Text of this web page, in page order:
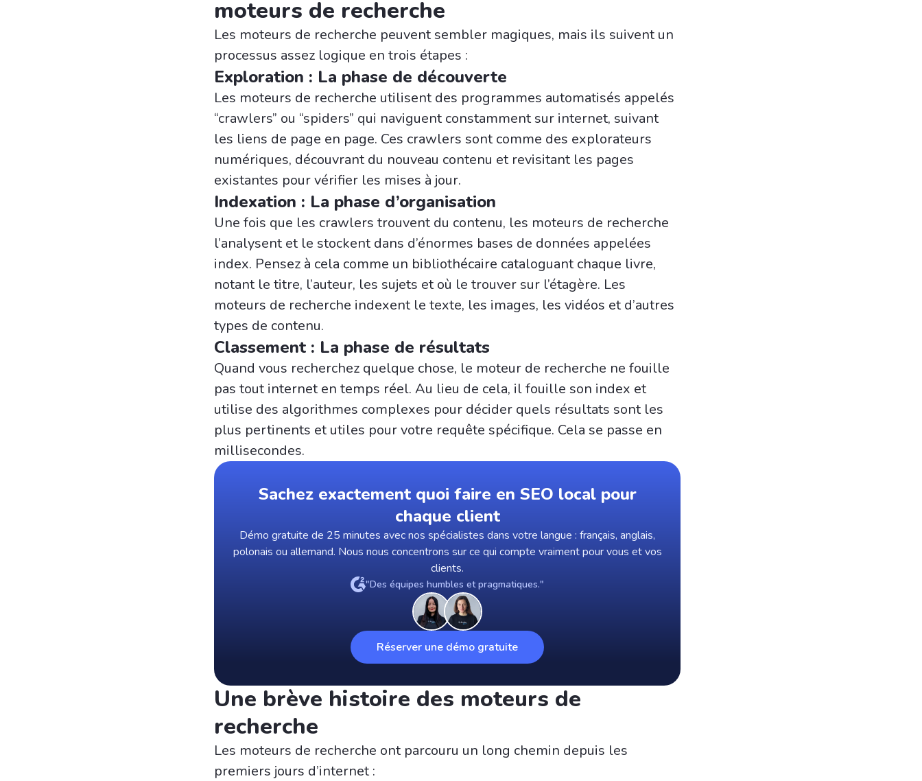
moteurs de recherche
Les moteurs de recherche peuvent sembler magiques, mais ils suivent un
processus assez logique en trois étapes :
Exploration : La phase de découverte
Les moteurs de recherche utilisent des programmes automatisés appelés
“crawlers” ou “spiders” qui naviguent constamment sur internet, suivant
les liens de page en page. Ces crawlers sont comme des explorateurs
numériques, découvrant du nouveau contenu et revisitant les pages
existantes pour vérifier les mises à jour.
Indexation : La phase d’organisation
Une fois que les crawlers trouvent du contenu, les moteurs de recherche
l’analysent et le stockent dans d’énormes bases de données appelées
index. Pensez à cela comme un bibliothécaire cataloguant chaque livre,
notant le titre, l’auteur, les sujets et où le trouver sur l’étagère. Les
moteurs de recherche indexent le texte, les images, les vidéos et d’autres
types de contenu.
Classement : La phase de résultats
Quand vous recherchez quelque chose, le moteur de recherche ne fouille
pas tout internet en temps réel. Au lieu de cela, il fouille son index et
utilise des algorithmes complexes pour décider quels résultats sont les
plus pertinents et utiles pour votre requête spécifique. Cela se passe en
millisecondes.
Sachez exactement quoi faire en SEO local pour
chaque client
Démo gratuite de 25 minutes avec nos spécialistes dans votre langue : français, anglais,
polonais ou allemand. Nous nous concentrons sur ce qui compte vraiment pour vous et vos
clients.
"Des équipes humbles et pragmatiques."
Réserver une démo gratuite
Une brève histoire des moteurs de
recherche
Les moteurs de recherche ont parcouru un long chemin depuis les
premiers jours d’internet :